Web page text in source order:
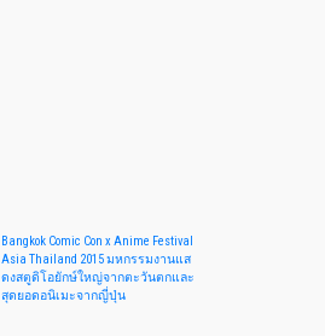
Bangkok Comic Con x Anime Festival
Asia Thailand 2015 มหกรรมงานแส
ดงสตูดิโอยักษ์ใหญ่จากตะวันตกและ
สุดยอดอนิเมะจากญี่ปุ่น